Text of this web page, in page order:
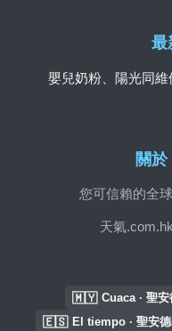
關
您可信賴的全
天氣
最
嬰兒奶粉、陽光同
🇲🇾 Cuaca · 聖
🇪🇸 El tiempo · 聖安